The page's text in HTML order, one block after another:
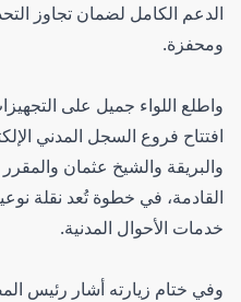
الدعم الكامل لضمان تجاوز
ومحفزة.
واطلع اللواء جميل على
افتتاح فروع السجل المدني
والبريقة والشيخ عثمان والمقرر
القادمة، في خطوة تُعد نقلة
خدمات الأحوال المدنية.
وفي ختام زيارته أشار رئيس